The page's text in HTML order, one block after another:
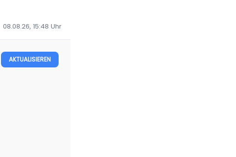
08.08.26, 15:48 Uhr
AKTUALISIEREN